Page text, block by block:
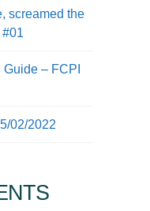
screamed the
– FCPI
02/2022